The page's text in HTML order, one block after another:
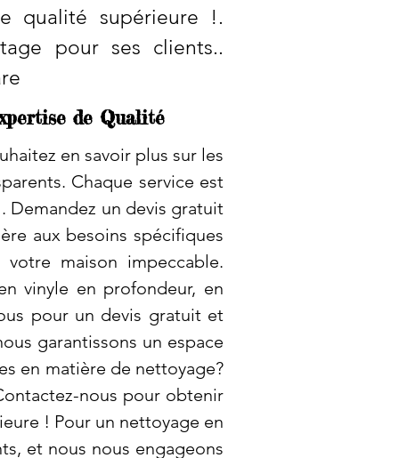
qualité supérieure !.
pour ses clients..
de Qualité
en savoir plus sur les
Chaque service est
Demandez un devis gratuit
aux besoins spécifiques
maison impeccable.
vinyle en profondeur, en
pour un devis gratuit et
garantissons un espace
en matière de nettoyage?
nous pour obtenir
! Pour un nettoyage en
et nous nous engageons